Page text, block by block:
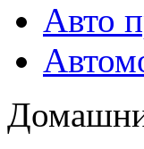
Авто